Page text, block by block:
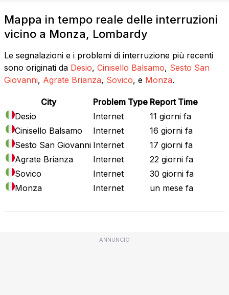
Mappa in tempo reale delle interruzioni
vicino a Monza, Lombardy
Le segnalazioni e i problemi di interruzione più recenti
sono originati da Desio, Cinisello Balsamo, Sesto San
Giovanni, Agrate Brianza, Sovico, e Monza.
City Problem Type Report Time
Desio
Internet
11 giorni fa
Cinisello Balsamo
Internet
16 giorni fa
Sesto San Giovanni Internet
17 giorni fa
Agrate Brianza
Internet
22 giorni fa
Sovico
Internet
30 giorni fa
Monza
Internet un mese fa
ANNUNCIO